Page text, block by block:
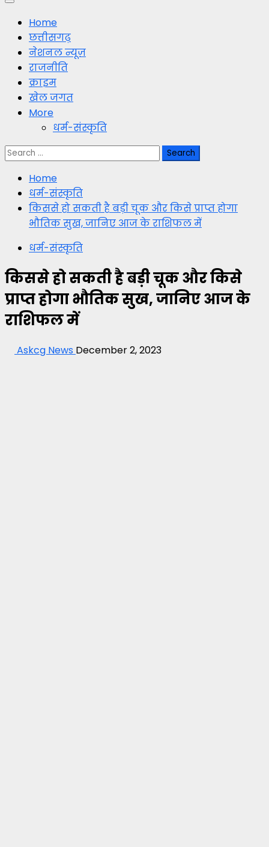
Primary
MenuHome
छत्तीसगढ़
नेशनल न्यूज़
राजनीति
क्राइम
खेल जगत
More
धर्म-संस्कृति
Search
Home
धर्म-संस्कृति
किससे हो सकती है बड़ी चूक और किसे प्राप्त होगा
भौतिक सुख, जानिए आज के राशिफल में
धर्म-संस्कृति
किससे हो सकती है बड़ी चूक और किसे
प्राप्त होगा भौतिक सुख, जानिए आज के
राशिफल में
Askcg News December 2, 2023